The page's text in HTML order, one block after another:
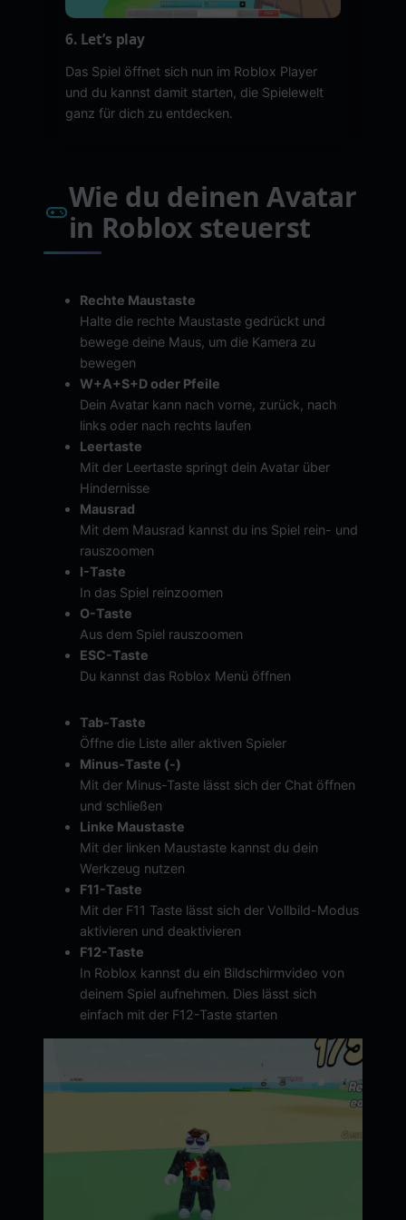
6. Let’s play
Das Spiel öffnet sich nun im Roblox Player
und du kannst damit starten, die Spielewelt
ganz für dich zu entdecken.
Wie du deinen Avatar
in Roblox steuerst
Rechte Maustaste
Halte die rechte Maustaste gedrückt und
bewege deine Maus, um die Kamera zu
bewegen
W+A+S+D oder Pfeile
Dein Avatar kann nach vorne, zurück, nach
links oder nach rechts laufen
Leertaste
Mit der Leertaste springt dein Avatar über
Hindernisse
Mausrad
Mit dem Mausrad kannst du ins Spiel rein- und
rauszoomen
I-Taste
In das Spiel reinzoomen
O-Taste
Aus dem Spiel rauszoomen
ESC-Taste
Du kannst das Roblox Menü öffnen
Tab-Taste
Öffne die Liste aller aktiven Spieler
Minus-Taste (-)
Mit der Minus-Taste lässt sich der Chat öffnen
und schließen
Linke Maustaste
Mit der linken Maustaste kannst du dein
Werkzeug nutzen
F11-Taste
Mit der F11 Taste lässt sich der Vollbild-Modus
aktivieren und deaktivieren
F12-Taste
In Roblox kannst du ein Bildschirmvideo von
deinem Spiel aufnehmen. Dies lässt sich
einfach mit der F12-Taste starten